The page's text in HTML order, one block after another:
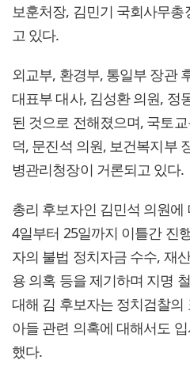
보훈처장, 김민기 국회사무
고 있다.
외교부, 환경부, 통일부 장관
대표부 대사, 김성환 의원, 정
된 것으로 전해졌으며, 국토
덕, 문진석 의원, 보건복지부
병관리청장이 거론되고 있다.
총리 후보자인 김민석 의원
4일부터 25일까지 이틀간 진
자의 불법 정치자금 수수, 재
용 의혹 등을 제기하며 지명
대해 김 후보자는 정치검찰
아들 관련 의혹에 대해서도
했다.